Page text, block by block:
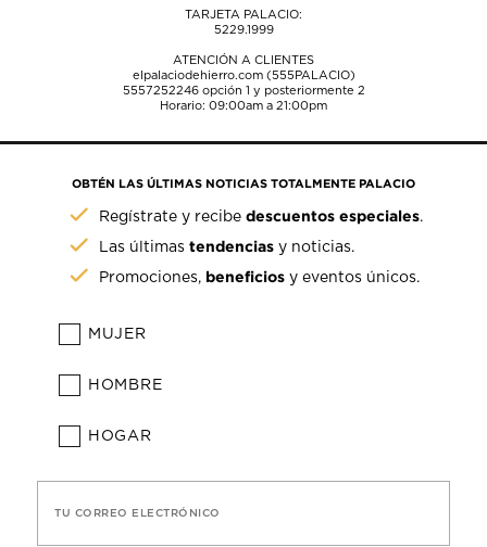
TARJETA PALACIO:
5229.1999
ATENCIÓN A CLIENTES
elpalaciodehierro.com (555PALACIO)
5557252246opción 1 y posteriormente 2
Horario: 09:00am a 21:00pm
OBTÉN LAS ÚLTIMAS NOTICIAS TOTALMENTE PALACIO
Regístrate y recibedescuentos especiales.
Las últimastendencias y noticias.
Promociones, beneficios y eventos únicos.
MUJER
HOMBRE
HOGAR
TU CORREO ELECTRÓNICO